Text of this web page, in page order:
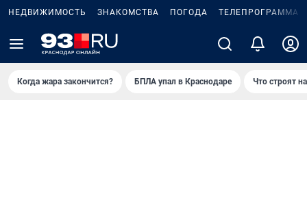
НЕДВИЖИМОСТЬ ЗНАКОМСТВА ПОГОДА ТЕЛЕПРОГРАММА
Когда жара закончится? БПЛА упал в Краснодаре Что строят